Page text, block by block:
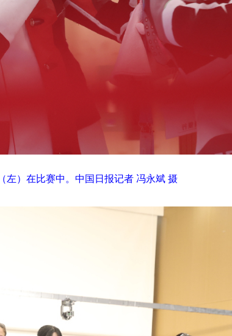
左）在比赛中。中国日报记者 冯永斌 摄